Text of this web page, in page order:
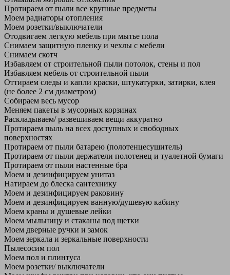
Протираем от пыли все крупные предметы
Моем радиаторы отопления
Моем розетки/выключатели
Отодвигаем легкую мебель при мытье пола
Снимаем защитную пленку и чехлы с мебели
Снимаем скотч
Избавляем от строительной пыли потолок, стены и пол
Избавляем мебель от строительной пыли
Оттираем следы и капли краски, штукатурки, затирки, клея
(не более 2 см диаметром)
Собираем весь мусор
Меняем пакеты в мусорных корзинах
Раскладываем/ развешиваем вещи аккуратно
Протираем пыль на всех доступных и свободных
поверхностях
Протираем от пыли батарею (полотенцесушитель)
Протираем от пыли держатели полотенец и туалетной бумаги
Протираем от пыли настенные бра
Моем и дезинфицируем унитаз
Натираем до блеска сантехнику
Моем и дезинфицируем раковину
Моем и дезинфицируем ванную/душевую кабину
Моем краны и душевые лейки
Моем мыльницу и стаканы под щетки
Моем дверные ручки и замок
Моем зеркала и зеркальные поверхности
Пылесосим пол
Моем пол и плинтуса
Моем розетки/ выключатели